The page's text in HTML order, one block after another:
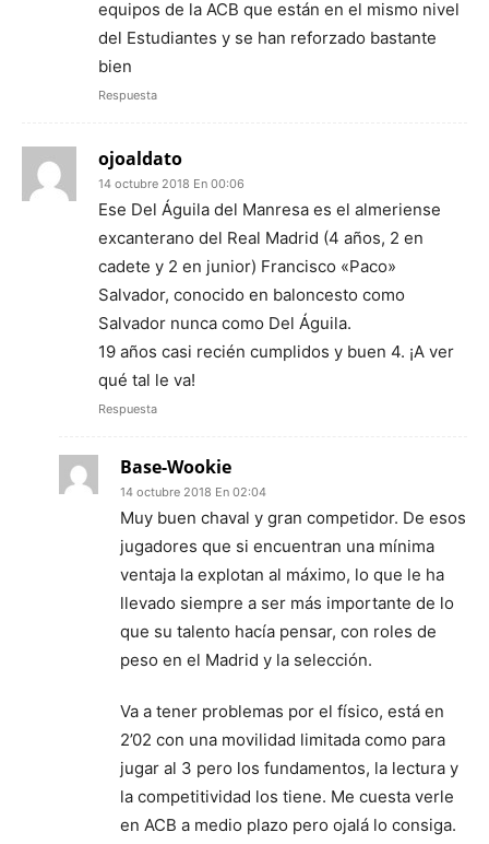
equipos de la ACB que están en el mismo nivel
del Estudiantes y se han reforzado bastante
bien
Respuesta
ojoaldato
14 octubre 2018 En 00:06
Ese Del Águila del Manresa es el almeriense
excanterano del Real Madrid (4 años, 2 en
cadete y 2 en junior) Francisco «Paco»
Salvador, conocido en baloncesto como
Salvador nunca como Del Águila.
19 años casi recién cumplidos y buen 4. ¡A ver
qué tal le va!
Respuesta
Base-Wookie
14 octubre 2018 En 02:04
Muy buen chaval y gran competidor. De esos
jugadores que si encuentran una mínima
ventaja la explotan al máximo, lo que le ha
llevado siempre a ser más importante de lo
que su talento hacía pensar, con roles de
peso en el Madrid y la selección.
Va a tener problemas por el físico, está en
2’02 con una movilidad limitada como para
jugar al 3 pero los fundamentos, la lectura y
la competitividad los tiene. Me cuesta verle
en ACB a medio plazo pero ojalá lo consiga.